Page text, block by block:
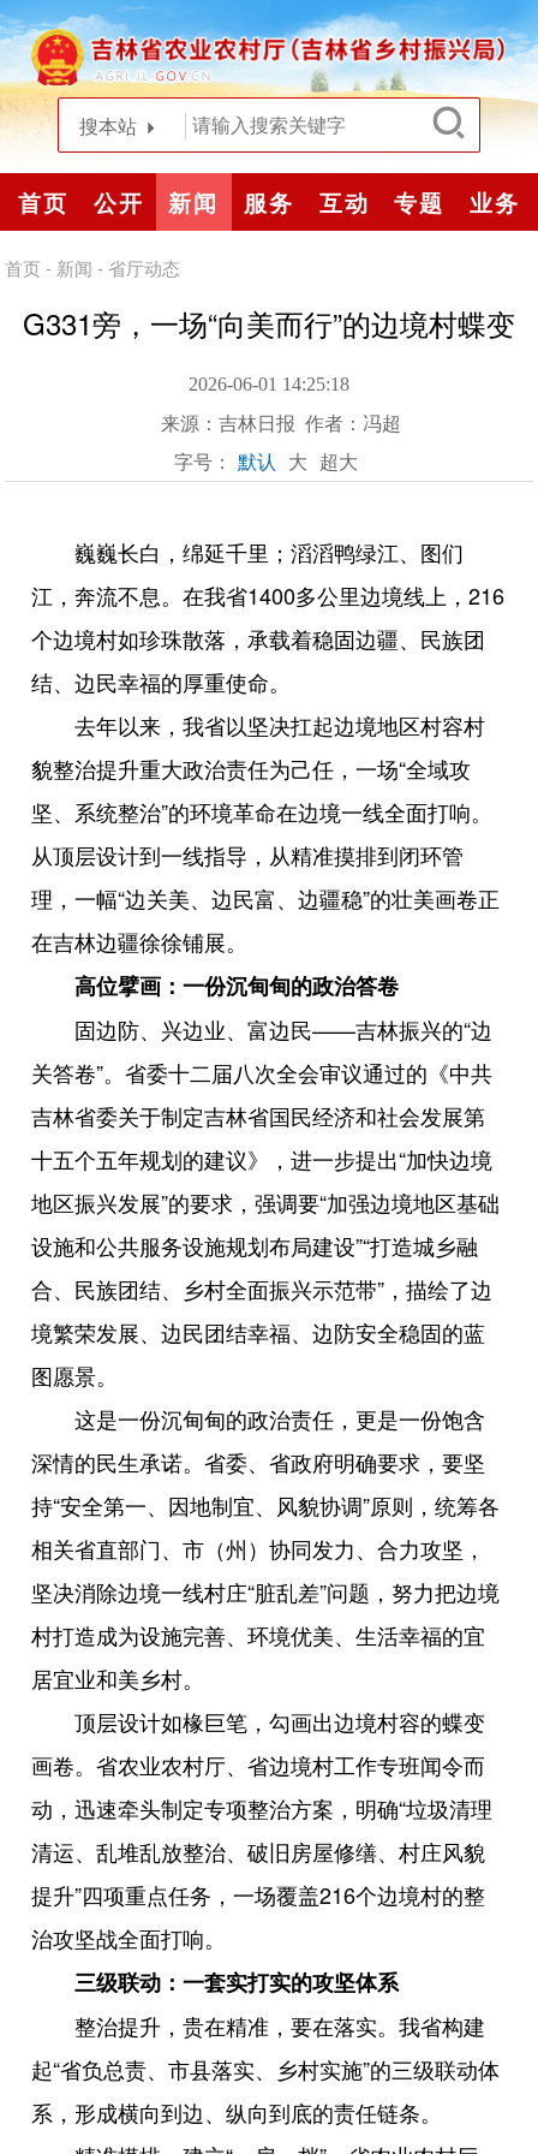
搜本站
首页 公开 新闻 服务 互动 专题 业务
首页 - 新闻 -省厅动态
G331旁，一场“向美而行”的边境村蝶变
2026-06-01 14:25:18
来源： 吉林日报 作者：冯超
字号： 默认 大 超大
巍巍长白，绵延千里；滔滔鸭绿江、图们
江，奔流不息。在我省1400多公里边境线上，216
个边境村如珍珠散落，承载着稳固边疆、民族团
结、边民幸福的厚重使命。
去年以来，我省以坚决扛起边境地区村容村
貌整治提升重大政治责任为己任，一场“全域攻
坚、系统整治”的环境革命在边境一线全面打响。
从顶层设计到一线指导，从精准摸排到闭环管
理，一幅“边关美、边民富、边疆稳”的壮美画卷正
在吉林边疆徐徐铺展。
高位擘画：一份沉甸甸的政治答卷
固边防、兴边业、富边民——吉林振兴的“边
关答卷”。省委十二届八次全会审议通过的《中共
吉林省委关于制定吉林省国民经济和社会发展第
十五个五年规划的建议》，进一步提出“加快边境
地区振兴发展”的要求，强调要“加强边境地区基础
设施和公共服务设施规划布局建设”“打造城乡融
合、民族团结、乡村全面振兴示范带”，描绘了边
境繁荣发展、边民团结幸福、边防安全稳固的蓝
图愿景。
这是一份沉甸甸的政治责任，更是一份饱含
深情的民生承诺。省委、省政府明确要求，要坚
持“安全第一、因地制宜、风貌协调”原则，统筹各
相关省直部门、市（州）协同发力、合力攻坚，
坚决消除边境一线村庄“脏乱差”问题，努力把边境
村打造成为设施完善、环境优美、生活幸福的宜
居宜业和美乡村。
顶层设计如椽巨笔，勾画出边境村容的蝶变
画卷。省农业农村厅、省边境村工作专班闻令而
动，迅速牵头制定专项整治方案，明确“垃圾清理
清运、乱堆乱放整治、破旧房屋修缮、村庄风貌
提升”四项重点任务，一场覆盖216个边境村的整
治攻坚战全面打响。
三级联动：一套实打实的攻坚体系
整治提升，贵在精准，要在落实。我省构建
起“省负总责、市县落实、乡村实施”的三级联动体
系，形成横向到边、纵向到底的责任链条。